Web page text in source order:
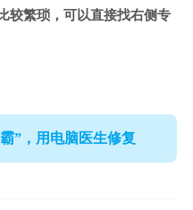
较繁琐，可以直接找右侧专
”，用电脑医生修复